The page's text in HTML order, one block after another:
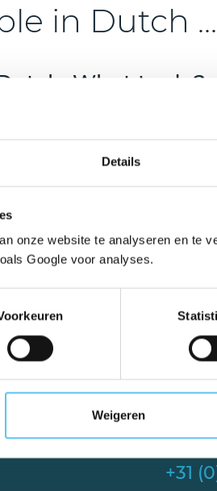
Details
onze website te analyseren en te
Google voor analyses.
Weigeren
in Dutch ...
What to do?
guarantee fund
+31